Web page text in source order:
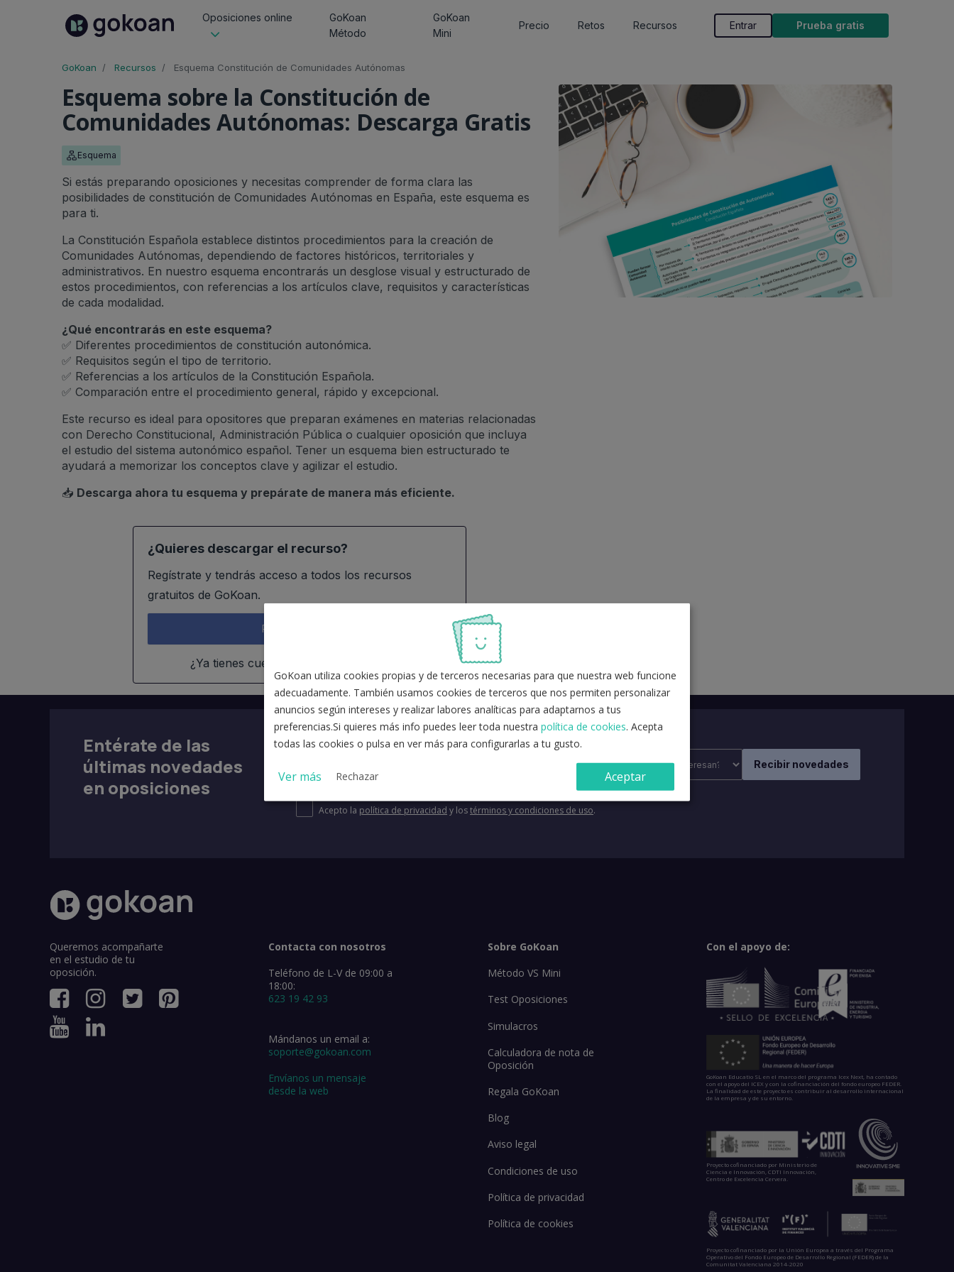
Oposiciones online
GoKoan
Método
GoKoan
Mini
Precio Retos Recursos Entrar Prueba gratis
GoKoan Recursos Esquema Constitución de Comunidades Autónomas
Esquema sobre la Constitución de
Comunidades Autónomas: Descarga Gratis
Esquema
Si estás preparando oposiciones y necesitas comprender de forma clara las
posibilidades de constitución de Comunidades Autónomas en España, este esquema es
para ti.
La Constitución Española establece distintos procedimientos para la creación de
Comunidades Autónomas, dependiendo de factores históricos, territoriales y
administrativos. En nuestro esquema encontrarás un desglose visual y estructurado de
estos procedimientos, con referencias a los artículos clave, requisitos y características
de cada modalidad.
¿Qué encontrarás en este esquema?
✅ Diferentes procedimientos de constitución autonómica.
✅ Requisitos según el tipo de territorio.
✅ Referencias a los artículos de la Constitución Española.
✅ Comparación entre el procedimiento general, rápido y excepcional.
Este recurso es ideal para opositores que preparan exámenes en materias relacionadas
con Derecho Constitucional, Administración Pública o cualquier oposición que incluya
el estudio del sistema autonómico español. Tener un esquema bien estructurado te
ayudará a memorizar los conceptos clave y agilizar el estudio.
📥 Descarga ahora tu esquema y prepárate de manera más eficiente.
¿Quieres descargar el recurso?
Regístrate y tendrás acceso a todos los recursos
gratuitos de GoKoan.
Regístrate gratis
¿Ya tienes cuenta?
Entérate de las
últimas novedades
en oposiciones
Acepto la política de privacidad y lostérminos y condiciones de uso.
Queremos acompañarte
en el estudio de tu
oposición.
Contacta con nosotros
Teléfono de L-V de 09:00 a
18:00:
623 19 42 93
Mándanos un email a:
soporte@gokoan.com
Envíanos un mensaje
desde la web
Sobre GoKoan
Método VS Mini
Test Oposiciones
Simulacros
Calculadora de nota de
Oposición
Regala GoKoan
Blog
Aviso legal
Condiciones de uso
Política de privacidad
Política de cookies
Con el apoyo de:
GoKoan Educatio SL en el marco del programa Icex Next, ha contado
con el apoyo del ICEX y con la cofinanciación del fondo europeo FEDER.
La finalidad de este proyecto es contribuir al desarrollo internacional
de la empresa y de su entorno.
Proyecto cofinanciado por Ministerio de
Ciencia e Innovación, CDTI Innovación,
Centro de Excelencia Cervera.
Proyecto cofinanciado por la Unión Europea a través del Programa
Operativo del Fondo Europeo de Desarrollo Regional (FEDER) de la
Comunitat Valenciana 2014-2020
GoKoan utiliza cookies propias y de terceros necesarias para que nuestra web funcione
adecuadamente. También usamos cookies de terceros que nos permiten personalizar
anuncios según intereses y realizar labores analíticas para adaptarnos a tus
preferencias.Si quieres más info puedes leer toda nuestra política de cookies. Acepta
todas las cookies o pulsa en ver más para configurarlas a tu gusto.
Ver más Rechazar Aceptar